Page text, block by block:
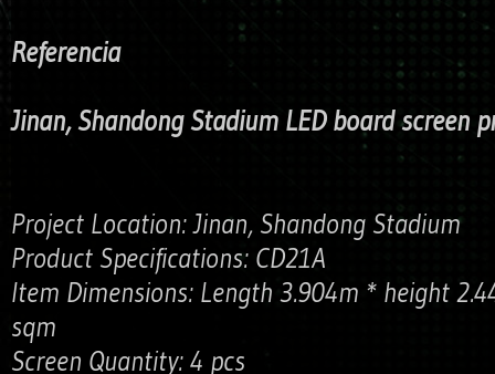
Referencia
Jinan, Shandong Stadium LED board screen
Project Location: Jinan, Shandong Stadium
Product Specifications: CD21A
Item Dimensions: Length 3.904m * height
sqm
Screen Quantity: 4 pcs